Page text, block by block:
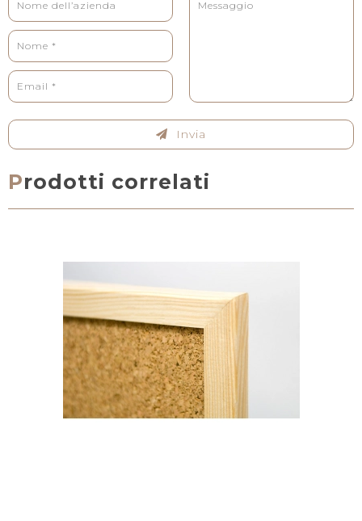
Invia
Prodotti correlati